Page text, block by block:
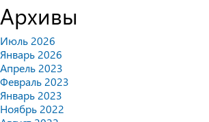
Архивы
Июль 2026
Январь 2026
Апрель 2023
Февраль 2023
Январь 2023
Ноябрь 2022